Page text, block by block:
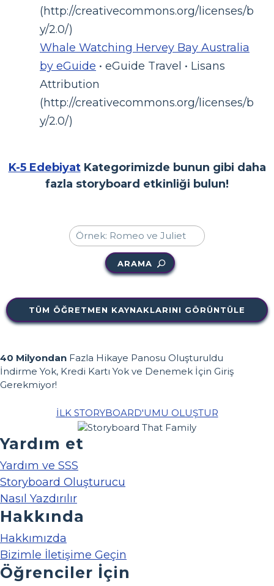
(http://creativecommons.org/licenses/b
y/2.0/)
Whale Watching Hervey Bay Australia
by eGuide • eGuide Travel • Lisans
Attribution
(http://creativecommons.org/licenses/b
y/2.0/)
K-5 EdebiyatKategorimizde bunun gibi daha
fazla storyboard etkinliği bulun!
ARAMA
TÜM ÖĞRETMEN KAYNAKLARINI GÖRÜNTÜLE
40 Milyondan Fazla Hikaye Panosu Oluşturuldu
İndirme Yok, Kredi Kartı Yok ve Denemek İçin Giriş
Gerekmiyor!
İLK STORYBOARD'UMU OLUŞTUR
Yardım et
Yardım ve SSS
Storyboard Oluşturucu
Nasıl Yazdırılır
Hakkında
Hakkımızda
Bizimle İletişime Geçin
Öğrenciler İçin